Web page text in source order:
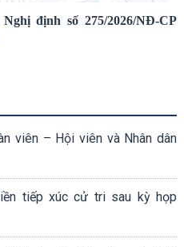
định số 275/2026/NĐ-CP
viên – Hội viên và Nhân dân
tiếp xúc cử tri sau kỳ họp